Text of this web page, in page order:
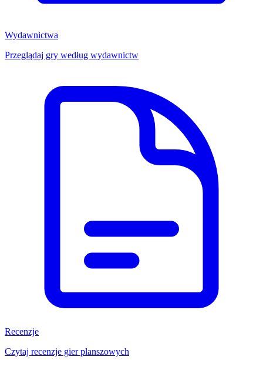
Wydawnictwa
Przeglądaj gry według wydawnictw
Recenzje
Czytaj recenzje gier planszowych